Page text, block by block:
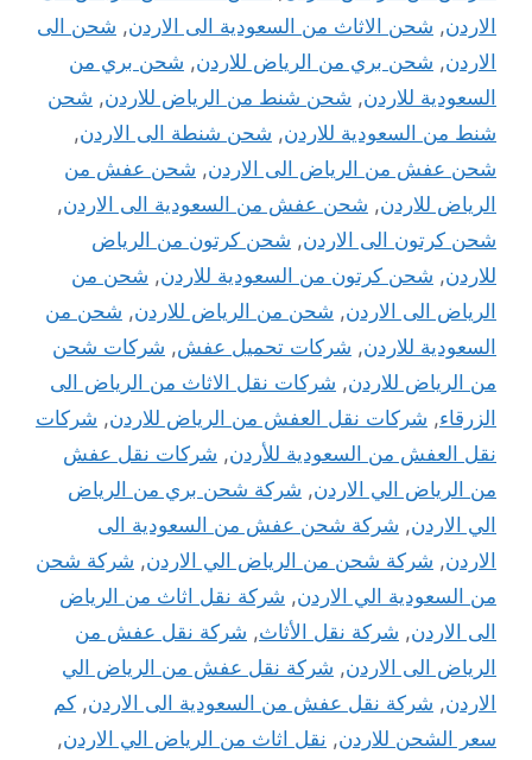
الاردن, شحن الاثاث من السعودية الى الاردن, شحن الى
الاردن, شحن بري من الرياض للاردن, شحن بري من
السعودية للاردن, شحن شنط من الرياض للاردن, شحن
شنط من السعودية للاردن, شحن شنطة الى الاردن,
شحن عفش من الرياض الى الاردن, شحن عفش من
الرياض للاردن, شحن عفش من السعودية الى الاردن,
شحن كرتون الى الاردن, شحن كرتون من الرياض
للاردن, شحن كرتون من السعودية للاردن, شحن من
الرياض الى الاردن, شحن من الرياض للاردن, شحن من
السعودية للاردن, شركات تحميل عفش, شركات شحن
من الرياض للاردن, شركات نقل الاثاث من الرياض الى
الزرقاء, شركات نقل العفش من الرياض للاردن, شركات
نقل العفش من السعودية للأردن, شركات نقل عفش
من الرياض الي الاردن, شركة شحن بري من الرياض
الي الاردن, شركة شحن عفش من السعودية الى
الاردن, شركة شحن من الرياض الي الاردن, شركة شحن
من السعودية الي الاردن, شركة نقل اثاث من الرياض
الى الاردن, شركة نقل الأثاث, شركة نقل عفش من
الرياض الى الاردن, شركة نقل عفش من الرياض الي
الاردن, شركة نقل عفش من السعودية الى الاردن, كم
سعر الشحن للاردن, نقل اثاث من الرياض الي الاردن,